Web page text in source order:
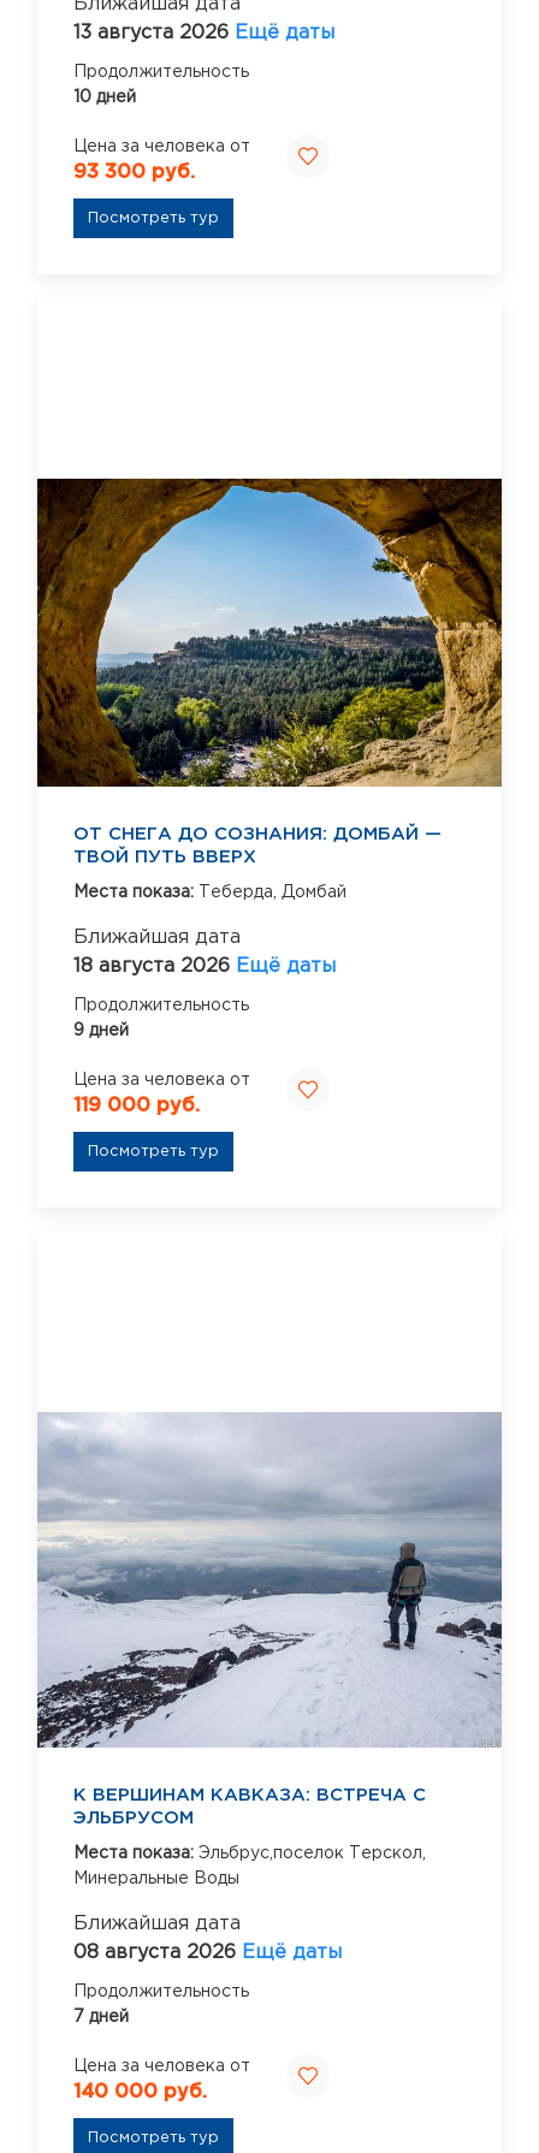
Ближайшая дата
13 августа 2026 Ещё даты
Продолжительность
10 дней
Цена за человека от
93 300 руб.
Посмотреть тур
ОТ СНЕГА ДО СОЗНАНИЯ: ДОМБАЙ —
ТВОЙ ПУТЬ ВВЕРХ
Места показа: Теберда, Домбай
Ближайшая дата
18 августа 2026 Ещё даты
Продолжительность
9 дней
Цена за человека от
119 000 руб.
Посмотреть тур
К ВЕРШИНАМ КАВКАЗА: ВСТРЕЧА С
ЭЛЬБРУСОМ
Места показа: Эльбрус,поселок Терскол,
Минеральные Воды
Ближайшая дата
08 августа 2026 Ещё даты
Продолжительность
7 дней
Цена за человека от
140 000 руб.
Посмотреть тур